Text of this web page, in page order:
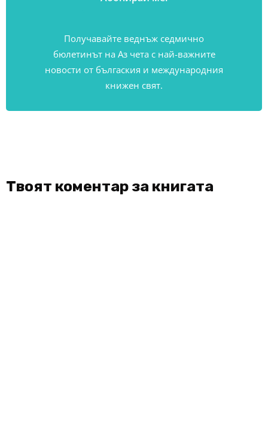
Получавайте веднъж седмично
бюлетинът на Аз чета с най-важните
новости от бългаския и международния
книжен свят.
Твоят коментар за книгата